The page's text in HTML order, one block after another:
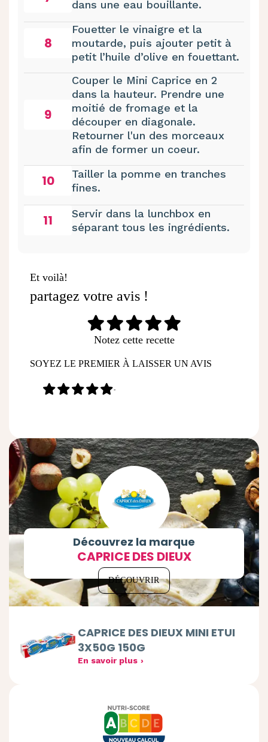
dans une eau bouillante.
8
Fouetter le vinaigre et la
moutarde, puis ajouter petit à
petit l’huile d’olive en fouettant.
9
Couper le Mini Caprice en 2
dans la hauteur. Prendre une
moitié de fromage et la
découper en diagonale.
Retourner l'un des morceaux
afin de former un coeur.
10
Tailler la pomme en tranches
fines.
11
Servir dans la lunchbox en
séparant tous les ingrédients.
Et voilà!
partagez votre avis !
Notez cette recette
SOYEZ LE PREMIER À LAISSER UN AVIS
-
Découvrez la marque
CAPRICE DES DIEUX
DÉCOUVRIR
CAPRICE DES DIEUX MINI ETUI
3X50G 150G
En savoir plus